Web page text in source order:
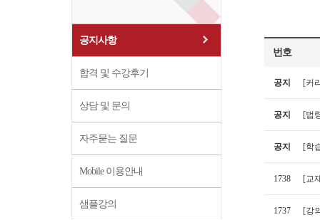
공지사항
합격 및 수강후기
상담 및 문의
자주묻는 질문
Mobile 이용안내
샘플강의
번호
공지 [커
공지 [법
공지 [학
1738 [교
1737 [강